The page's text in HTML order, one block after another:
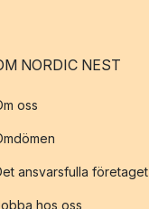
NORDIC NEST
oss
ansvarsfulla företaget
hos oss